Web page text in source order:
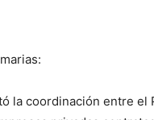
la coordinación entre